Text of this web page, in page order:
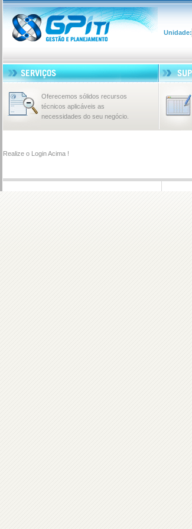
Unidade:
Oferecemos sólidos recursos
técnicos aplicáveis as
necessidades do seu negócio.
Realize o Login Acima !